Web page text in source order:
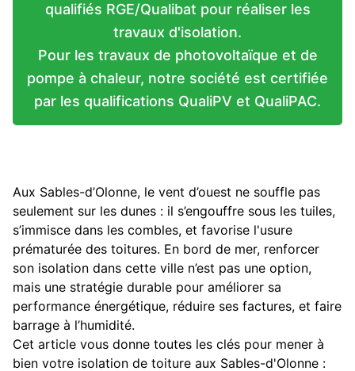
qualifiés RGE/Qualibat pour réaliser les
travaux d'isolation.
Pour les travaux de photovoltaïque et de
pompe à chaleur, notre société est certifiée
par les qualifications QualiPV et QualiPAC.
Aux Sables-d’Olonne, le vent d’ouest ne souffle pas
seulement sur les dunes : il s’engouffre sous les tuiles,
s’immisce dans les combles, et favorise l'usure
prématurée des toitures. En bord de mer, renforcer
son isolation dans cette ville n’est pas une option,
mais une stratégie durable pour améliorer sa
performance énergétique, réduire ses factures, et faire
barrage à l’humidité.
Cet article vous donne toutes les clés pour mener à
bien votre isolation de toiture aux Sables-d'Olonne :